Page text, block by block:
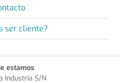
ser cliente?
estamos
Industria S/N